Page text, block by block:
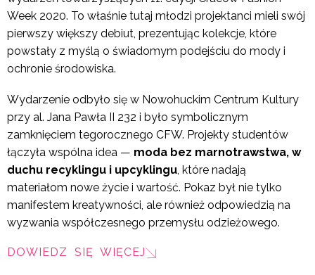
Week 2020. To właśnie tutaj młodzi projektanci mieli swój
pierwszy większy debiut, prezentując kolekcje, które
powstały z myślą o świadomym podejściu do mody i
ochronie środowiska.
Wydarzenie odbyło się w Nowohuckim Centrum Kultury
przy al. Jana Pawła II 232 i było symbolicznym
zamknięciem tegorocznego CFW. Projekty studentów
łączyła wspólna idea — moda bez marnotrawstwa, w
duchu recyklingu i upcyklingu, które nadają
materiałom nowe życie i wartość. Pokaz był nie tylko
manifestem kreatywności, ale również odpowiedzią na
wyzwania współczesnego przemysłu odzieżowego.
DOWIEDZ SIĘ WIĘCEJ